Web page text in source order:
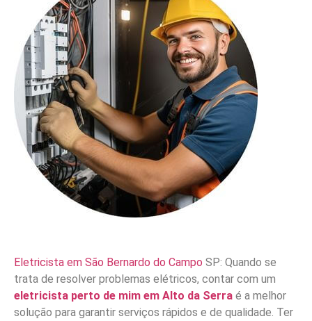
Eletricista em São Bernardo do Campo SP: Quando se
trata de resolver problemas elétricos, contar com um
eletricista perto de mim em Alto da Serra é a melhor
solução para garantir serviços rápidos e de qualidade. Ter